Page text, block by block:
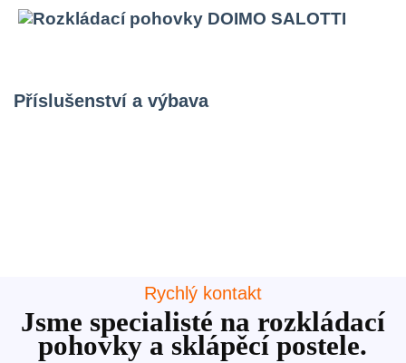
Příslušenství a výbava
Rychlý kontakt
Jsme specialisté na rozkládací
pohovky a sklápěcí postele.